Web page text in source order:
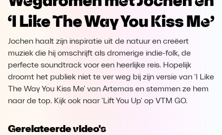
Opera Download
‘I Like The Way You Kiss Me’
Jochen haalt zijn inspiratie uit de natuur en creëert
muziek die hij omschrijft als dromerige indie-folk, de
perfecte soundtrack voor een heerlijke reis. Hopelijk
droomt het publiek niet te ver weg bij zijn versie van 'I Like
The Way You Kiss Me' van Artemas en stemmen ze hem
naar de top. Kijk ook naar 'Lift You Up' op VTM GO.
Gerelateerde video's